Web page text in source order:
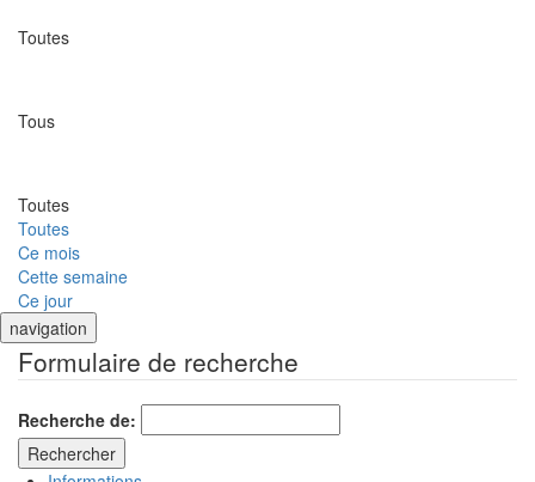
Toutes
Tous
Toutes
Toutes
Ce mois
Cette semaine
Ce jour
navigation
Formulaire de recherche
Recherche de: